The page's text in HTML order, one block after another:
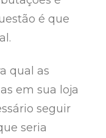
é que
qual as
em sua loja
seguir
seria